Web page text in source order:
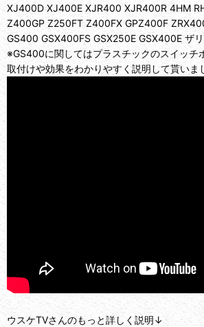
XJ400D XJ400E XJR400 XJR400R 4HM
Z400GP Z250FT Z400FX GPZ400F
GS400 GSX400FS GSX250E GSX400E ザ
※GS400に関してはプラスチックのスイッチ
取付けや効果をわかりやすく説明して貰いま
ウスケTVさんのもっと詳しく説明↓